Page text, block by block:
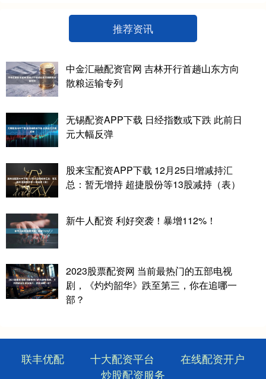
推荐资讯
中金汇融配资官网 吉林开行首趟山东方向
散粮运输专列
无锡配资APP下载 日经指数或下跌 此前日
元大幅反弹
股来宝配资APP下载 12月25日增减持汇
总：暂无增持 超捷股份等13股减持（表）
新牛人配资 利好突袭！暴增112%！
2023股票配资网 当前最热门的五部电视
剧，《灼灼韶华》跌至第三，你在追哪一
部？
联丰优配 十大配资平台
在线配资开户
炒股配资服务